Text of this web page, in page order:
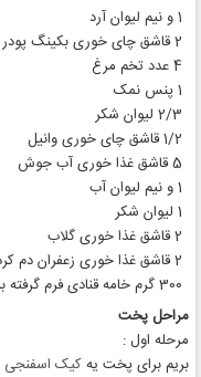
1 و نیم لیوان آرد
2 قاشق چای خوری بکینگ پودر
4 عدد تخم مرغ
1 پنس نمک
2/3 لیوان شکر
1/2 قاشق چای خوری وانیل
5 قاشق غذا خوری آب جوش
1 و نیم لیوان آب
1 لیوان شکر
2 قاشق غذا خوری گلاب
2 قاشق غذا خوری زعفران دم کرده
300 گرم خامه قنادی فرم گرفته برای مابین کیک
مراحل پخت
مرحله اول :
بریم برای پخت یه کیک اسفنجی